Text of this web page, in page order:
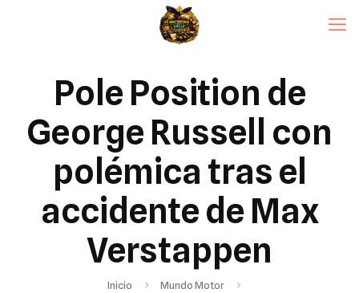
Pole Position de
George Russell con
polémica tras el
accidente de Max
Verstappen
Inicio
Mundo Motor